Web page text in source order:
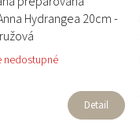
Hydrangea 20cm -
nedostupné
Detail